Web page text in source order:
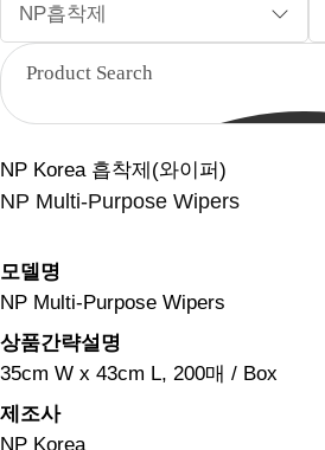
NP흡착제
NP Korea 흡착제(와이퍼)
NP Multi-Purpose Wipers
모델명
NP Multi-Purpose Wipers
상품간략설명
35cm W x 43cm L, 200매 / Box
제조사
NP Korea